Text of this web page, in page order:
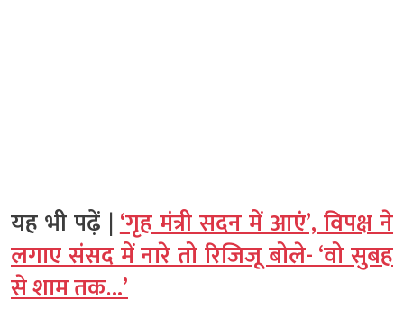
यह भी पढ़ें |‘गृह मंत्री सदन में आएं’, विपक्ष ने
लगाए संसद में नारे तो रिजिजू बोले- ‘वो सुबह
से शाम तक…’